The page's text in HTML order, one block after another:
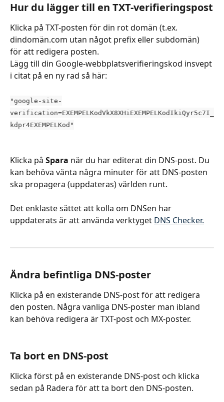
Hur du lägger till en TXT-verifieringspost
Klicka på TXT-posten för din rot domän (t.ex.
dindomän.com utan något prefix eller subdomän)
för att redigera posten.
Lägg till din Google-webbplatsverifieringskod insvept
i citat på en ny rad så här:
"google-site-
verification=EXEMPELKodVkX8XHiEXEMPELKodIkiQyr5c7I_
kdpr4EXEMPELKod"
Klicka på Spara när du har editerat din DNS-post. Du
kan behöva vänta några minuter för att DNS-posten
ska propagera (uppdateras) världen runt.
Det enklaste sättet att kolla om DNSen har
uppdaterats är att använda verktyget DNS Checker.
Ändra befintliga DNS-poster
Klicka på en existerande DNS-post för att redigera
den posten. Några vanliga DNS-poster man ibland
kan behöva redigera är TXT-post och MX-poster.
Ta bort en DNS-post
Klicka först på en existerande DNS-post och klicka
sedan på Radera för att ta bort den DNS-posten.